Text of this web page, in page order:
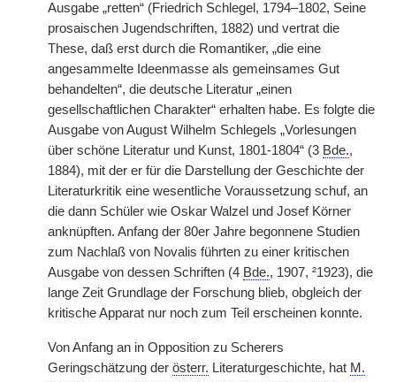
Ausgabe „retten“ (Friedrich Schlegel, 1794–1802, Seine
prosaischen Jugendschriften, 1882) und vertrat die
These, daß erst durch die Romantiker, „die eine
angesammelte Ideenmasse als gemeinsames Gut
behandelten“, die deutsche Literatur „einen
gesellschaftlichen Charakter“ erhalten habe. Es folgte die
Ausgabe von August Wilhelm Schlegels „Vorlesungen
über schöne Literatur und Kunst, 1801-1804“ (3 Bde.,
1884), mit der er für die Darstellung der Geschichte der
Literaturkritik eine wesentliche Voraussetzung schuf, an
die dann Schüler wie Oskar Walzel und Josef Körner
anknüpften. Anfang der 80er Jahre begonnene Studien
zum Nachlaß von Novalis führten zu einer kritischen
Ausgabe von dessen Schriften (4 Bde., 1907, ²1923), die
lange Zeit Grundlage der Forschung blieb, obgleich der
kritische Apparat nur noch zum Teil erscheinen konnte.
Von Anfang an in Opposition zu Scherers
Geringschätzung der österr. Literaturgeschichte, hat M.